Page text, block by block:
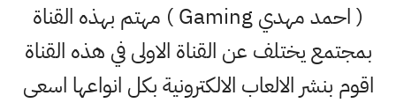
( احمد مهدي Gaming ) مهتم بهذه القناة
بمجتمع يختلف عن القناة الاولى في هذه القناة
اقوم بنشر الالعاب الالكترونية بكل انواعها اسعى